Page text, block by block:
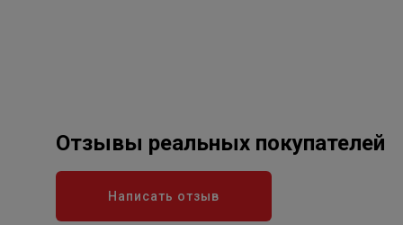
Отзывы реальных покупателей
Написать отзыв